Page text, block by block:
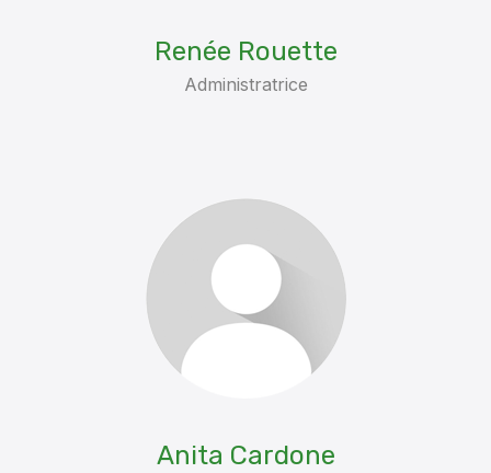
Renée Rouette
Administratrice
Anita Cardone